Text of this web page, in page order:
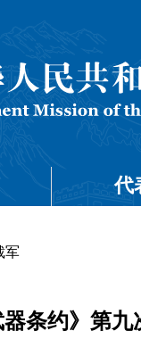
代
军
条约》第